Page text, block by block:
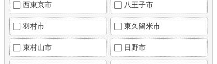
西東京市 八王子市
羽村市 東久留米市
東村山市 日野市